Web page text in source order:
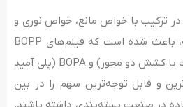
ترکیب با خواص مانع، خواص نوری و
هزینه نسبتاً کم مواد اولیه، باعث شده است که فیلم‌های BOPP
،BOPET (پلی‌اتیلن ترفتالات با کشش دو محور) و BOPA (پلی آمید
و قابل توجه‌ترین سهم را در بین